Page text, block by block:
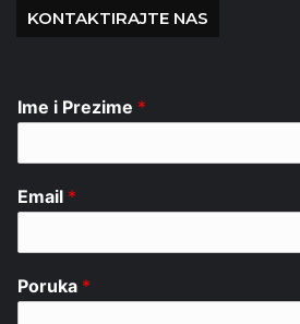
KONTAKTIRAJTE NAS
Ime i Prezime *
Email *
Poruka *